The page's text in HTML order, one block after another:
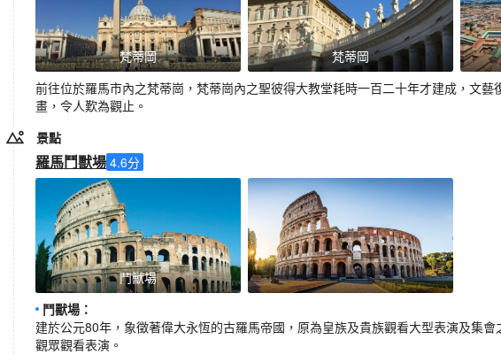
梵蒂岡 梵蒂岡
前往位於羅馬市內之梵蒂崗，梵蒂崗內之聖彼得大教堂耗時一百二十年才建成，文
畫，令人歎為觀止。
景點
羅馬鬥獸場 4.6分
鬥獸場
鬥獸場 ：
建於公元80年，象徵著偉大永恆的古羅馬帝國，原為皇族及貴族觀看大型表演及集
觀眾觀看表演。